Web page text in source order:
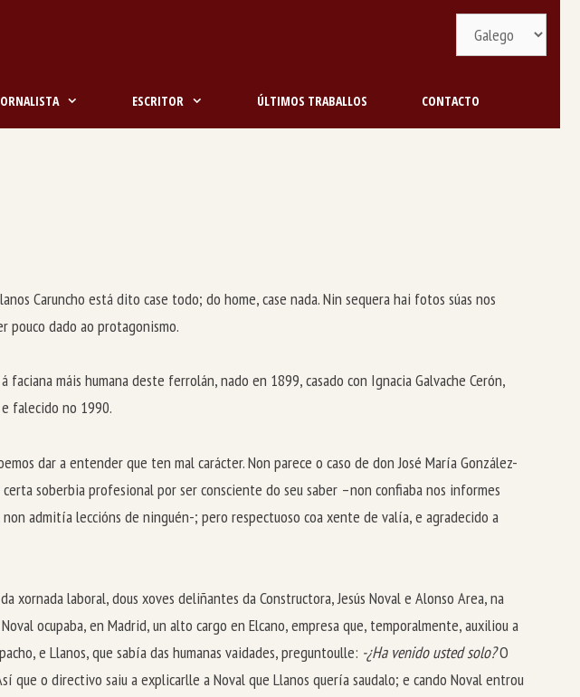
ESCRITOR ÚLTIMOS TRABALLOS CONTACTO
Caruncho está dito case todo; do home, case nada. Nin sequera hai fotos súas nos
pouco dado ao protagonismo.
máis humana deste ferrolán, nado en 1899, casado con Ignacia Galvache Cerón,
falecido no 1990.
dar a entender que ten mal carácter. Non parece o caso de don José María González-
soberbia profesional por ser consciente do seu saber –non confiaba nos informes
admitía leccións de ninguén-; pero respectuoso coa xente de valía, e agradecido a
laboral, dous xoves deliñantes da Constructora, Jesús Noval e Alonso Area, na
ocupaba, en Madrid, un alto cargo en Elcano, empresa que, temporalmente, auxiliou a
e Llanos, que sabía das humanas vaidades, preguntoulle: -¿Ha venido usted solo?O
que o directivo saiu a explicarlle a Noval que Llanos quería saudalo; e cando Noval entrou